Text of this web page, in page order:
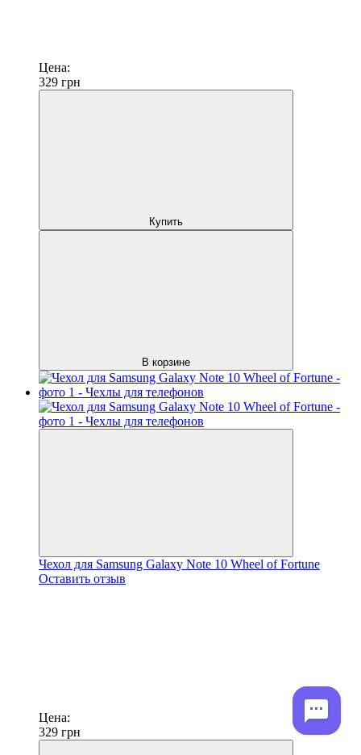
Цена:
329 грн
Купить
В корзине
Чехол для Samsung Galaxy Note 10 Wheel of Fortune
Оставить отзыв
Цена:
329 грн